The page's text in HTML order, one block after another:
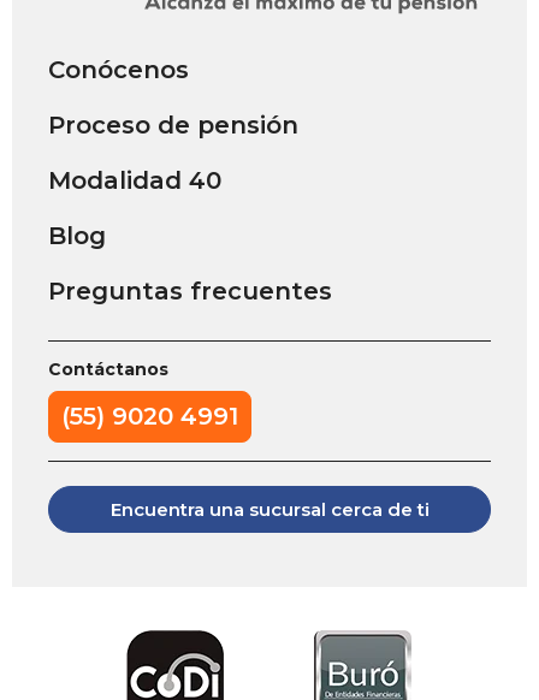
Conócenos
Proceso de pensión
Modalidad 40
Blog
Preguntas frecuentes
Contáctanos
(55) 9020 4991
Encuentra una sucursal cerca de ti